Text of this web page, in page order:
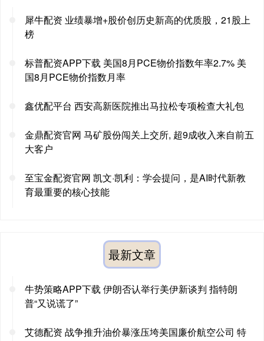
犀牛配资 业绩暴增+股价创历史新高的优质股，21股上
榜
标普配资APP下载 美国8月PCE物价指数年率2.7% 美
国8月PCE物价指数月率
鑫优配平台 西安高新医院推出马拉松专项检查大礼包
金鼎配资官网 马矿股份闯关上交所, 超9成收入来自前五
大客户
至宝金配资官网 凯文·凯利：学会提问，是AI时代新教
育最重要的核心技能
最新文章
牛势策略APP下载 伊朗否认举行美伊新谈判 指特朗
普“又说谎了”
艾德配资 战争推升油价暴涨压垮美国廉价航空公司 特